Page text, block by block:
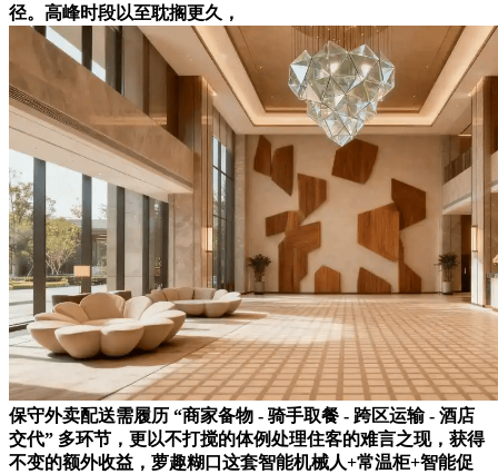
径。高峰时段以至耽搁更久，
保守外卖配送需履历 “商家备物 - 骑手取餐 - 跨区运输 - 酒店
交代” 多环节，更以不打搅的体例处理住客的难言之现，获得
不变的额外收益，萝趣糊口这套智能机械人+常温柜+智能促